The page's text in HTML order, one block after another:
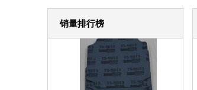
销量排行榜